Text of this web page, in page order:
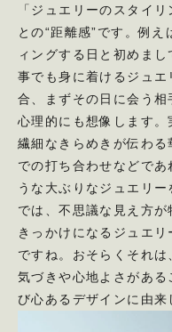
「ジュエリーのスタイ
との“距離感”です。例
ィングする日と初めま
事でも身に着けるジュ
合、まずその日に会う
心理的にも想像します。
繊細なきらめきが伝わ
での打ち合わせなどで
うな大ぶりなジュエリ
では、不思議な見え方
きっかけになるジュエ
ですね。おそらくそれ
気づきや心地よさがあ
び心あるデザインに由来